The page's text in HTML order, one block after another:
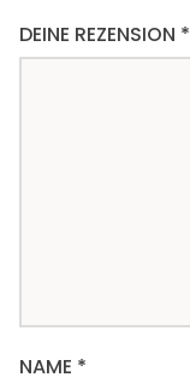
DEINE REZENSION *
NAME *